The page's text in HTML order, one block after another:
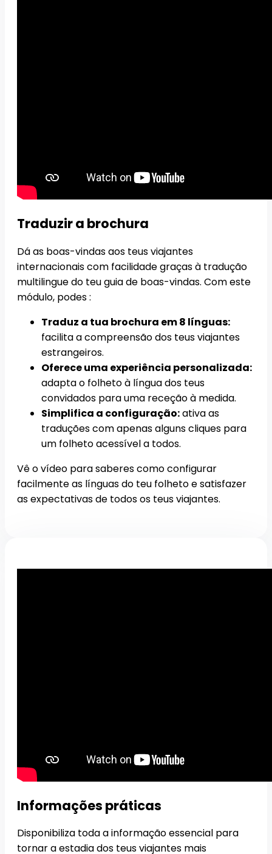
Traduzir a brochura
Dá as boas-vindas aos teus viajantes
internacionais com facilidade graças à tradução
multilingue do teu guia de boas-vindas. Com este
módulo, podes :
Traduz a tua brochura em 8 línguas:
facilita a compreensão dos teus viajantes
estrangeiros.
Oferece uma experiência personalizada:
adapta o folheto à língua dos teus
convidados para uma receção à medida.
Simplifica a configuração:ativa as
traduções com apenas alguns cliques para
um folheto acessível a todos.
Vê o vídeo para saberes como configurar
facilmente as línguas do teu folheto e satisfazer
as expectativas de todos os teus viajantes.
Informações práticas
Disponibiliza toda a informação essencial para
tornar a estadia dos teus viajantes mais